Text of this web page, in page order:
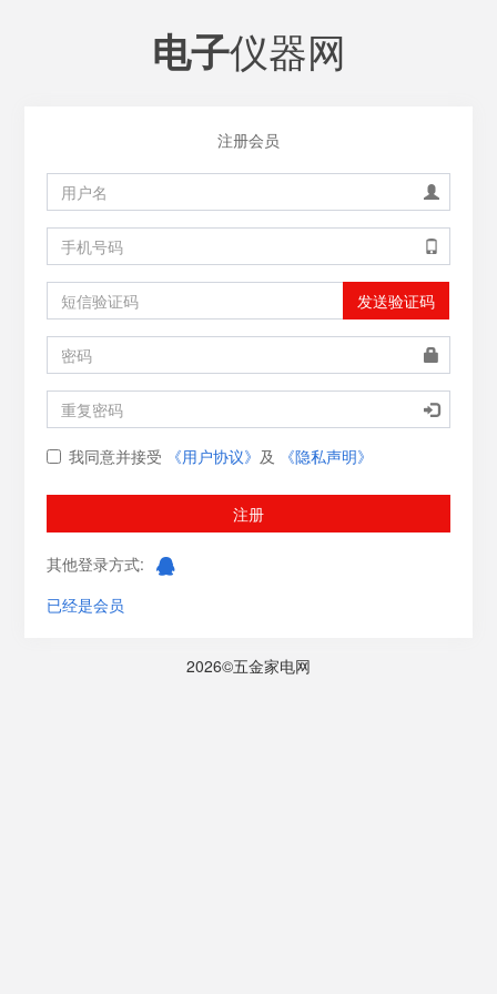
电子仪器网
注册会员
发送验证码
我同意并接受 《用户协议》 及 《隐私声明》
注册
其他登录方式:
已经是会员
2026©五金家电网